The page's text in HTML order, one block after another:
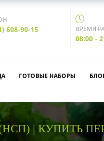
608-90-15 ВРЕМЯ
08:00 -
ГОТОВЫЕ НАБОРЫ
(НСП) | КУПИТЬ